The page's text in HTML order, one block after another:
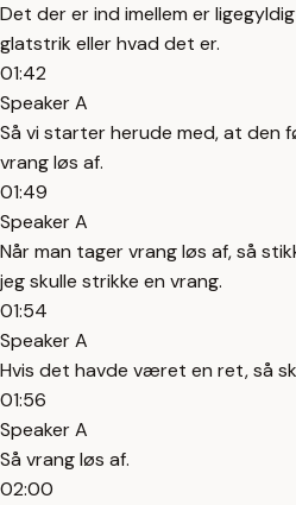
Det der er ind imellem er
glatstrik eller hvad det er.
01:42
Speaker A
Så vi starter herude med, at den
vrang løs af.
01:49
Speaker A
Når man tager vrang løs af, så
jeg skulle strikke en vrang.
01:54
Speaker A
Hvis det havde været en ret, så
01:56
Speaker A
Så vrang løs af.
02:00